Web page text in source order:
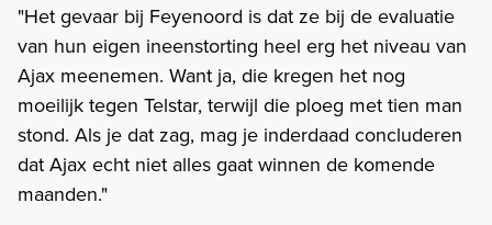
"Het gevaar bij Feyenoord is dat ze bij de evaluatie
van hun eigen ineenstorting heel erg het niveau van
Ajax meenemen. Want ja, die kregen het nog
moeilijk tegen Telstar, terwijl die ploeg met tien man
stond. Als je dat zag, mag je inderdaad concluderen
dat Ajax echt niet alles gaat winnen de komende
maanden."